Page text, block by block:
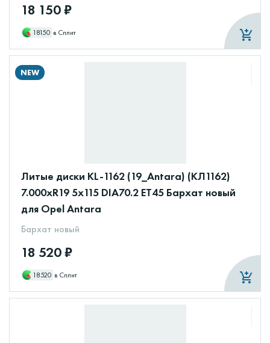
18 150 ₽
18150 в Сплит
NEW
Литые диски KL-1162 (19_Antara) (КЛ1162)
7.000xR19 5x115 DIA70.2 ET45 Бархат новый
для Opel Antara
Бархат новый
18 520 ₽
18520 в Сплит